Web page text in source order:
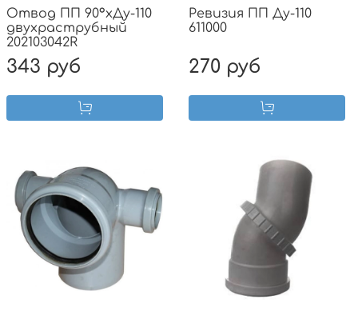
Отвод ПП 90°хДу-110
двухраструбный
202103042R
343 руб
Ревизия ПП Ду-110
611000
270 руб